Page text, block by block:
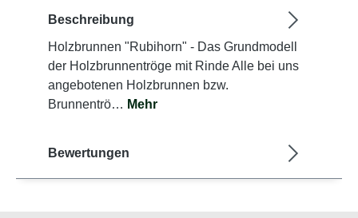
Beschreibung
Holzbrunnen "Rubihorn" - Das Grundmodell
der Holzbrunnentröge mit Rinde Alle bei uns
angebotenen Holzbrunnen bzw.
Brunnentrö… Mehr
Bewertungen